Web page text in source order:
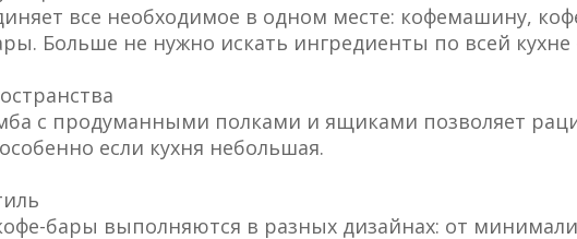
все необходимое в одном месте: кофемашину,
Больше не нужно искать ингредиенты по всей
с продуманными полками и ящиками позволяет
если кухня небольшая.
бары выполняются в разных дизайнах: от